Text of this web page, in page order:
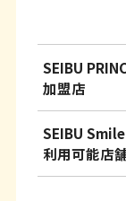
SEIBU
加盟店
SEIBU
利用可能店